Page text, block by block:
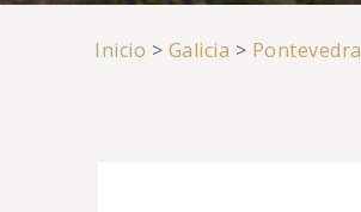
Inicio > Galicia > Pontevedra